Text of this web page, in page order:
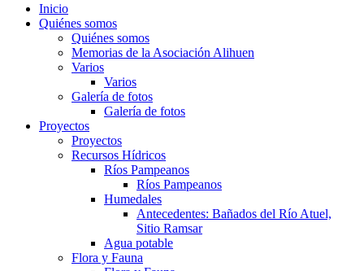
Inicio
Quiénes somos
Quiénes somos
Memorias de la Asociación Alihuen
Varios
Varios
Galería de fotos
Galería de fotos
Proyectos
Proyectos
Recursos Hídricos
Ríos Pampeanos
Ríos Pampeanos
Humedales
Antecedentes: Bañados del Río Atuel,
Sitio Ramsar
Agua potable
Flora y Fauna